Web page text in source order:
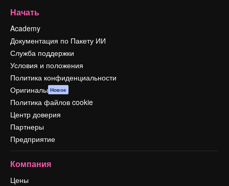
Начать
Academy
Документация по Пакету ИИ
Служба поддержки
Условия и положения
Политика конфиденциальности
Оригиналы Новое
Политика файлов cookie
Центр доверия
Партнеры
Предприятие
Компания
Цены